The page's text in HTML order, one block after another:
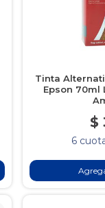
Tinta
Epson 70ml
$
6